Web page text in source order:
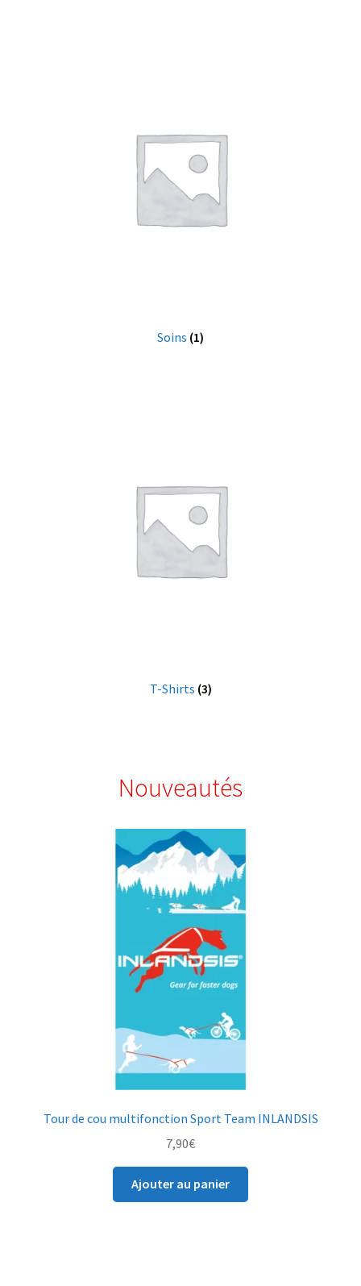
Soins (1)
T-Shirts (3)
Nouveautés
Tour de cou multifonction Sport Team INLANDSIS
7,90€
Ajouter au panier